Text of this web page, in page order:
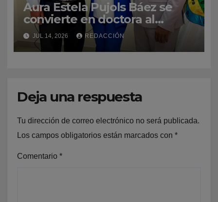
Aura Estela Pujols Báez se
convierte en doctora al
defender tesis de manera
exitosa
JUL 14, 2026 REDACCIÓN
Deja una respuesta
Tu dirección de correo electrónico no será publicada.
Los campos obligatorios están marcados con *
Comentario *